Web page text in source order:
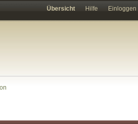
Übersicht Hilfe Einloggen